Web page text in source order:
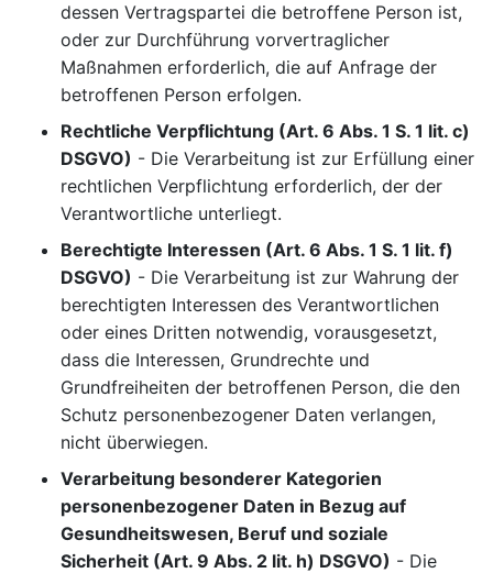
dessen Vertragspartei die betroffene Person ist,
oder zur Durchführung vorvertraglicher
Maßnahmen erforderlich, die auf Anfrage der
betroffenen Person erfolgen.
Rechtliche Verpflichtung (Art. 6 Abs. 1 S. 1 lit. c)
DSGVO) - Die Verarbeitung ist zur Erfüllung einer
rechtlichen Verpflichtung erforderlich, der der
Verantwortliche unterliegt.
Berechtigte Interessen (Art. 6 Abs. 1 S. 1 lit. f)
DSGVO) - Die Verarbeitung ist zur Wahrung der
berechtigten Interessen des Verantwortlichen
oder eines Dritten notwendig, vorausgesetzt,
dass die Interessen, Grundrechte und
Grundfreiheiten der betroffenen Person, die den
Schutz personenbezogener Daten verlangen,
nicht überwiegen.
Verarbeitung besonderer Kategorien
personenbezogener Daten in Bezug auf
Gesundheitswesen, Beruf und soziale
Sicherheit (Art. 9 Abs. 2 lit. h) DSGVO) - Die